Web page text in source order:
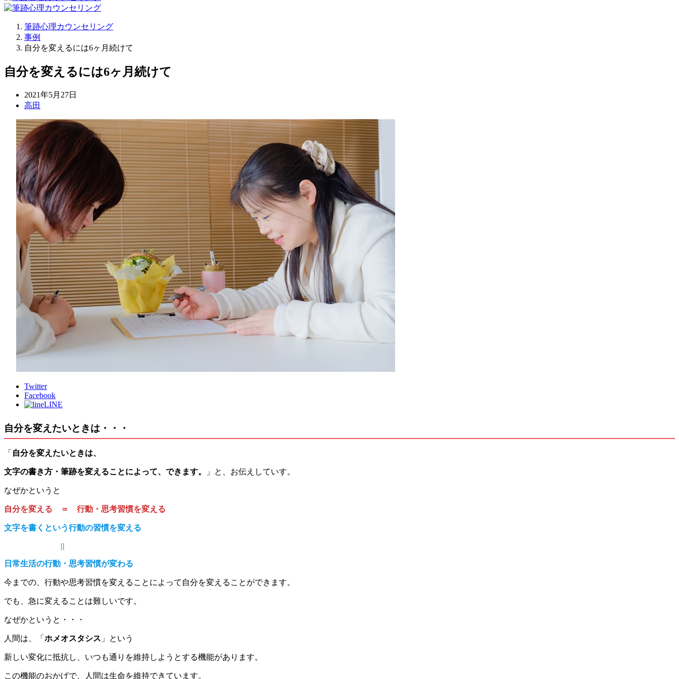
筆跡心理カウンセリング
事例
自分を変えるには6ヶ月続けて
自分を変えるには6ヶ月続けて
2021年5月27日
高田
Twitter
Facebook
LINE
自分を変えたいときは・・・
「 自分を変えたいときは、
文字の書き方・筆跡を変えることによって、できます。 」と、お伝えしていす。
なぜかというと
自分を変える ＝ 行動・思考習慣を変える
文字を書くという行動の習慣を変える
||
日常生活の行動・思考習慣が変わる
今までの、行動や思考習慣を変えることによって自分を変えることができます。
でも、急に変えることは難しいです。
なぜかというと・・・
人間は、「 ホメオスタシス 」という
新しい変化に抵抗し、いつも通りを維持しようとする機能があります。
この機能のおかげで、人間は生命を維持できています。